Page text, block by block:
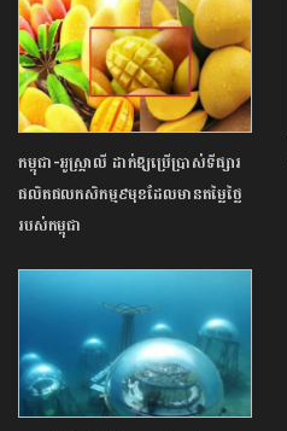
កម្ពុជា-អូស្ត្រាលី ដាក់ឱ្យប្រើប្រាស់ទីផ្សារ
ផលិតផលកសិកម្ម៩មុខដែលមានតម្លៃថ្លៃ
របស់កម្ពុជា